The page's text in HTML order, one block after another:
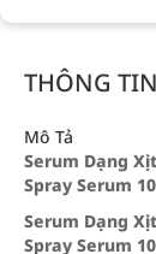
THÔNG
Mô Tả
Serum Dạng
Spray Serum
Serum Dạng
Spray Serum